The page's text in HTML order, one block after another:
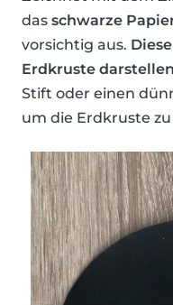
das schwarze
vorsichtig aus.
Erdkruste
Stift oder einen
um die Erdkruste